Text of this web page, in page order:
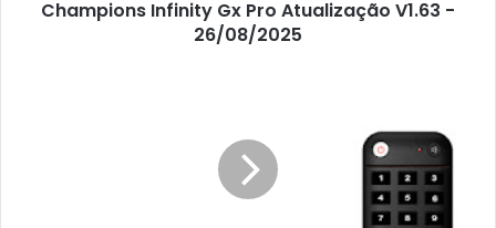
Champions Infinity Gx Pro Atualização V1.63 -
26/08/2025